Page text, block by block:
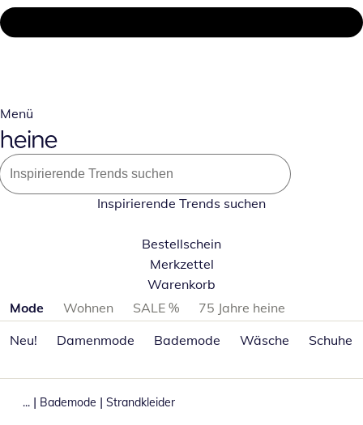
Menü
Inspirierende Trends suchen
Bestellschein
Merkzettel
Warenkorb
Produktkategorien überspringen
Mode Wohnen SALE %
75 Jahre heine
Neu!
Damenmode Bademode Wäsche Schuhe
... | Bademode | Strandkleider